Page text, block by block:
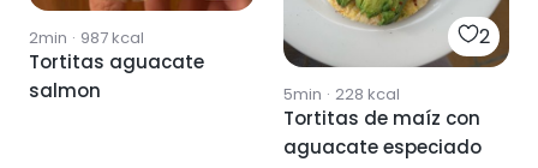
2min · 987kcal
Tortitas aguacate
salmon
2
5min · 228 kcal
Tortitas de maíz con
aguacate especiado